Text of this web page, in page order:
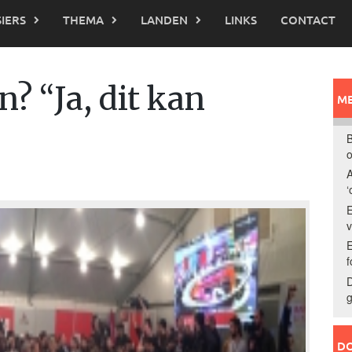
THEMA LANDEN LINKS CONTACT
“Ja, dit kan